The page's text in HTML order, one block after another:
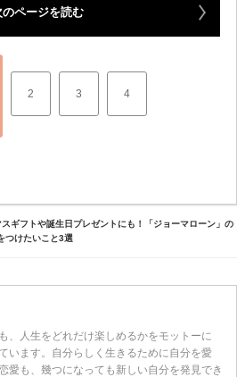
のページを読む
2 3 4
スギフトや誕生日プレゼントにも！「ジョーマローン」の
つけたいこと3選
、人生をどれだけ楽しめるかをモットーに
います。自分らしく生きるために自分を愛
愛も、幾つになっても新しい自分を発見でき